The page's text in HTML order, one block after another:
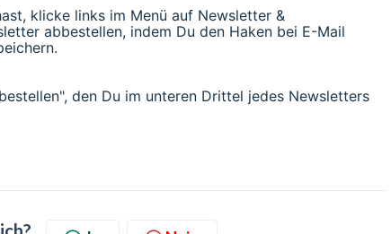
klicke links im Menü auf Newsletter &
abbestellen, indem Du den Haken bei E-Mail
den Du im unteren Drittel jedes Newsletters